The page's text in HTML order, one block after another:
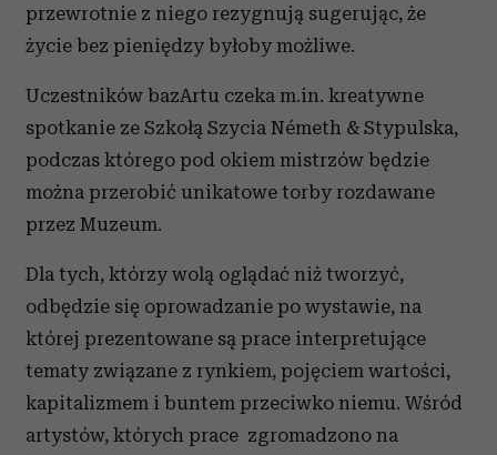
przewrotnie z niego rezygnują sugerując, że
życie bez pieniędzy byłoby możliwe.
Uczestników bazArtu czeka m.in. kreatywne
spotkanie ze Szkołą Szycia Németh & Stypulska,
podczas którego pod okiem mistrzów będzie
można przerobić unikatowe torby rozdawane
przez Muzeum.
Dla tych, którzy wolą oglądać niż tworzyć,
odbędzie się oprowadzanie po wystawie, na
której prezentowane są prace interpretujące
tematy związane z rynkiem, pojęciem wartości,
kapitalizmem i buntem przeciwko niemu. Wśród
artystów, których prace zgromadzono na